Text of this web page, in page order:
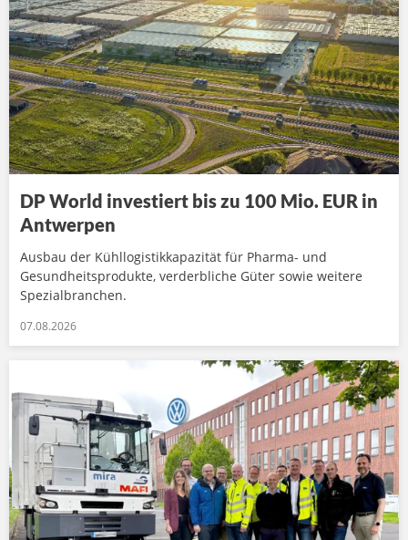
DP World investiert bis zu 100 Mio. EUR in
Antwerpen
Ausbau der Kühllogistikkapazität für Pharma- und
Gesundheitsprodukte, verderbliche Güter sowie weitere
Spezialbranchen.
07.08.2026